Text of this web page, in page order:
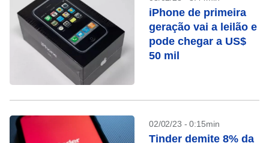
iPhone de primeira
geração vai a leilão e
pode chegar a US$
50 mil
02/02/23 - 0:15min
Tinder demite 8% da